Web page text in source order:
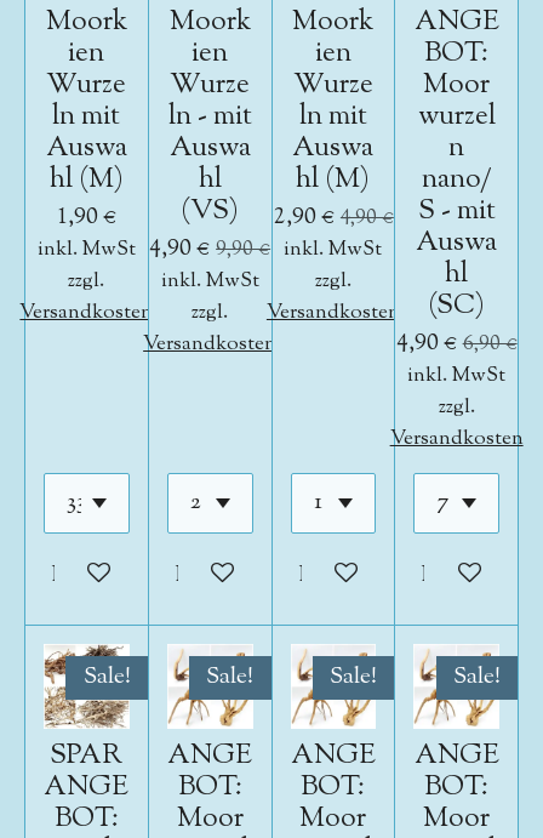
Moork
ien
Wurze
ln mit
Auswa
hl (M)
1,90 €
inkl. MwSt
zzgl.
Versandkosten
In den Warenkorb
Moork
ien
Wurze
ln - mit
Auswa
hl
(VS)
4,90 € 9,90 €
inkl. MwSt
zzgl.
Versandkosten
In den Warenkorb
Moork
ien
Wurze
ln mit
Auswa
hl (M)
2,90 € 4,90 €
inkl. MwSt
zzgl.
Versandkosten
In den Warenkorb
ANGE
BOT:
Moor
wurzel
n
nano/
S - mit
Auswa
hl
(SC)
4,90 €6,90 €
inkl. MwSt
zzgl.
Versandkosten
In den
Sale!
SPAR
ANGE
BOT:
Sale!
ANGE
BOT:
Moor
Sale!
ANGE
BOT:
Moor
Sale!
ANGE
BOT:
Moor